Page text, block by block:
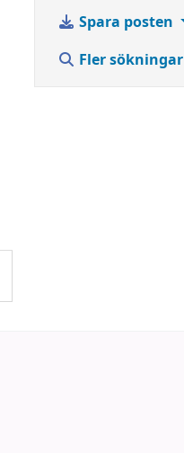
Spara posten
Fler sökningar